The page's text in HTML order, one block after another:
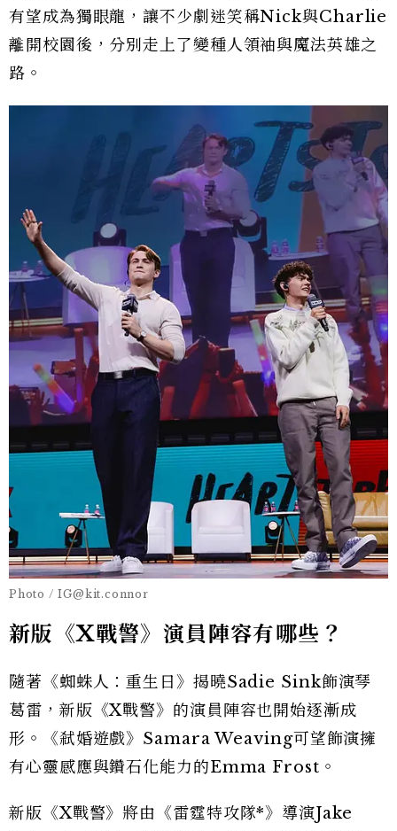
有望成為獨眼龍，讓不少劇迷笑稱Nick與Charlie
離開校園後，分別走上了變種人領袖與魔法英雄之
路。
Photo / IG@kit.connor
新版《X戰警》演員陣容有哪些？
隨著《蜘蛛人：重生日》揭曉Sadie Sink飾演琴
葛雷，新版《X戰警》的演員陣容也開始逐漸成
形。《弒婚遊戲》Samara Weaving可望飾演擁
有心靈感應與鑽石化能力的Emma Frost。
新版《X戰警》將由《雷霆特攻隊*》導演Jake